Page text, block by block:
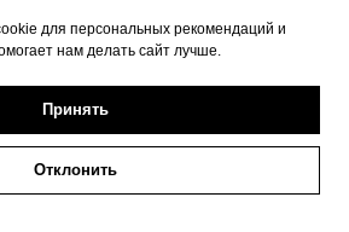
для персональных рекомендаций и
нам делать сайт лучше.
Принять
Отклонить